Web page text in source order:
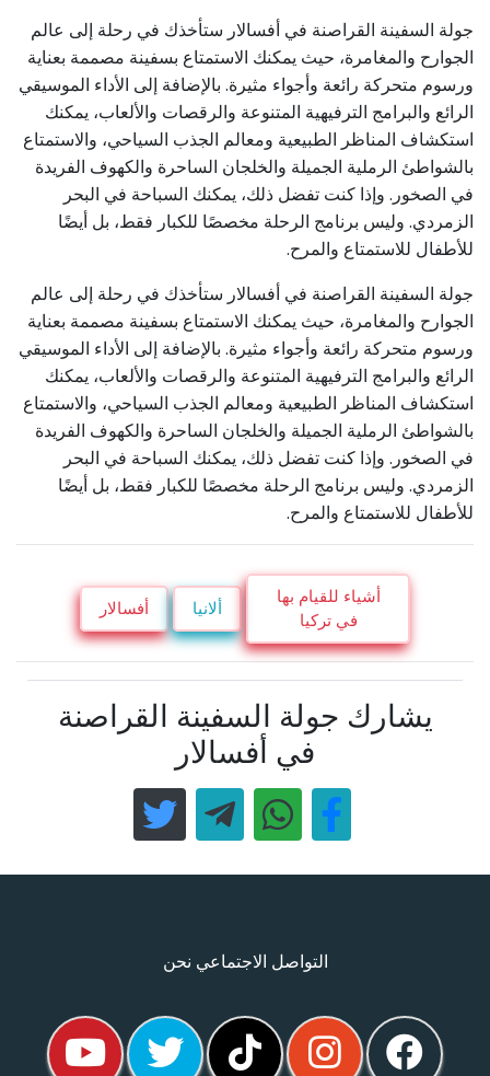
جولة السفينة القراصنة في أفسالار ستأخذك في رحلة إلى عالم
الجوارح والمغامرة، حيث يمكنك الاستمتاع بسفينة مصممة بعناية
ورسوم متحركة رائعة وأجواء مثيرة. بالإضافة إلى الأداء الموسيقي
الرائع والبرامج الترفيهية المتنوعة والرقصات والألعاب، يمكنك
استكشاف المناظر الطبيعية ومعالم الجذب السياحي، والاستمتاع
بالشواطئ الرملية الجميلة والخلجان الساحرة والكهوف الفريدة
في الصخور. وإذا كنت تفضل ذلك، يمكنك السباحة في البحر
الزمردي. وليس برنامج الرحلة مخصصًا للكبار فقط، بل أيضًا
للأطفال للاستمتاع والمرح.
جولة السفينة القراصنة في أفسالار ستأخذك في رحلة إلى عالم
الجوارح والمغامرة، حيث يمكنك الاستمتاع بسفينة مصممة بعناية
ورسوم متحركة رائعة وأجواء مثيرة. بالإضافة إلى الأداء الموسيقي
الرائع والبرامج الترفيهية المتنوعة والرقصات والألعاب، يمكنك
استكشاف المناظر الطبيعية ومعالم الجذب السياحي، والاستمتاع
بالشواطئ الرملية الجميلة والخلجان الساحرة والكهوف الفريدة
في الصخور. وإذا كنت تفضل ذلك، يمكنك السباحة في البحر
الزمردي. وليس برنامج الرحلة مخصصًا للكبار فقط، بل أيضًا
للأطفال للاستمتاع والمرح.
أشياء للقيام بها
في تركيا
ألانيا أفسالار
يشارك جولة السفينة القراصنة
في أفسالار
التواصل الاجتماعي نحن